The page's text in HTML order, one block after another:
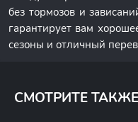
без тормозов и
гарантирует вам
сезоны и отличный
СМОТРИТЕ